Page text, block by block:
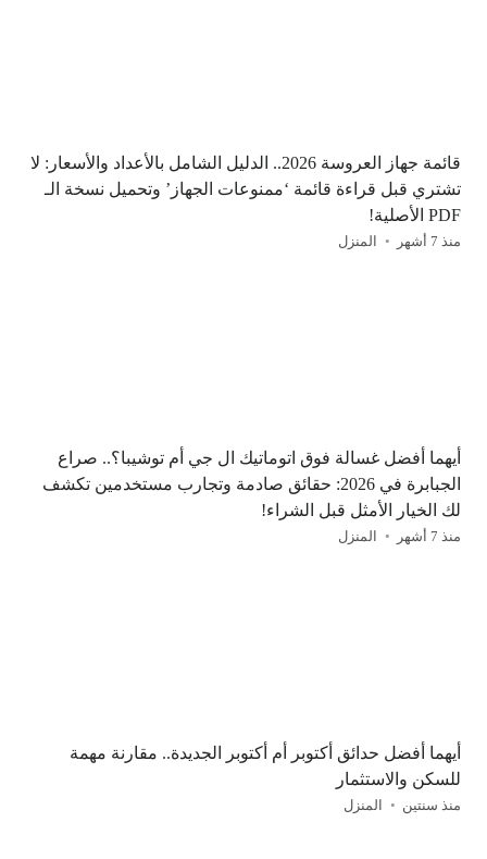
قائمة جهاز العروسة 2026.. الدليل الشامل بالأعداد والأسعار: لا
تشتري قبل قراءة قائمة ‘ممنوعات الجهاز’ وتحميل نسخة الـ
PDF الأصلية!
منذ 7 أشهر المنزل
أيهما أفضل غسالة فوق اتوماتيك ال جي أم توشيبا؟.. صراع
الجبابرة في 2026: حقائق صادمة وتجارب مستخدمين تكشف
لك الخيار الأمثل قبل الشراء!
منذ 7 أشهر المنزل
أيهما أفضل حدائق أكتوبر أم أكتوبر الجديدة.. مقارنة مهمة
للسكن والاستثمار
منذ سنتين المنزل